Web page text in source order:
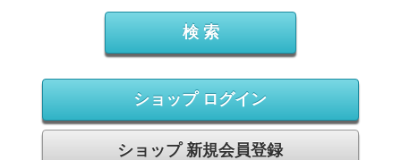
ショップ ログイン
ショップ 新規会員登録